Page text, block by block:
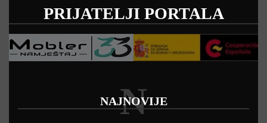
PRIJATELJI PORTALA
NAJNOVIJE
N